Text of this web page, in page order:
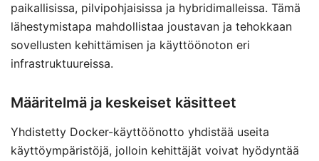
paikallisissa, pilvipohjaisissa ja hybridimalleissa. Tämä
lähestymistapa mahdollistaa joustavan ja tehokkaan
sovellusten kehittämisen ja käyttöönoton eri
infrastruktuureissa.
Määritelmä ja keskeiset käsitteet
Yhdistetty Docker-käyttöönotto yhdistää useita
käyttöympäristöjä, jolloin kehittäjät voivat hyödyntää